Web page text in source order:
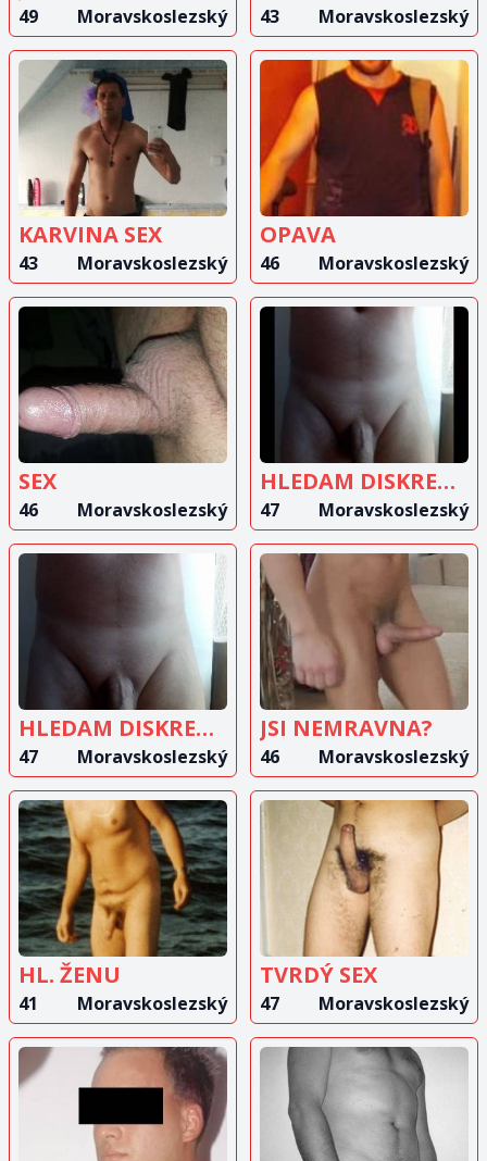
49 Moravskoslezský 43 Moravskoslezský
ZOBRAZIT
INZERÁT
KARVINA SEX
43 Moravskoslezský
ZOBRAZIT
INZERÁT
OPAVA
46 Moravskoslezský
ZOBRAZIT
INZERÁT
SEX
46 Moravskoslezský
ZOBRAZIT
INZERÁT
HLEDAM DISKRETNI MILENKU
47 Moravskoslezský
ZOBRAZIT
INZERÁT
HLEDAM DISKRETNI MILENKU
47 Moravskoslezský
ZOBRAZIT
INZERÁT
JSI NEMRAVNA?
46 Moravskoslezský
ZOBRAZIT
INZERÁT
HL. ŽENU
41 Moravskoslezský
ZOBRAZIT
INZERÁT
TVRDÝ SEX
47 Moravskoslezský
ZOBRAZIT
INZERÁT
ZOBRAZIT
INZERÁT